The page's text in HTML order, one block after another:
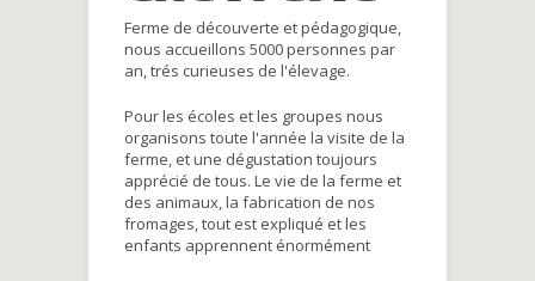
Ferme de découverte et pédagogique,
nous accueillons 5000 personnes par
an, trés curieuses de l'élevage.
Pour les écoles et les groupes nous
organisons toute l'année la visite de la
ferme, et une dégustation toujours
apprécié de tous. Le vie de la ferme et
des animaux, la fabrication de nos
fromages, tout est expliqué et les
enfants apprennent énormément